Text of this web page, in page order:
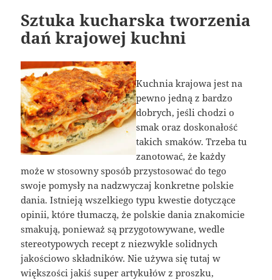
Sztuka kucharska tworzenia
dań krajowej kuchni
Kuchnia krajowa jest na
pewno jedną z bardzo
dobrych, jeśli chodzi o
smak oraz doskonałość
takich smaków. Trzeba tu
zanotować, że każdy
może w stosowny sposób przystosować do tego
swoje pomysły na nadzwyczaj konkretne polskie
dania. Istnieją wszelkiego typu kwestie dotyczące
opinii, które tłumaczą, że polskie dania znakomicie
smakują, ponieważ są przygotowywane, wedle
stereotypowych recept z niezwykle solidnych
jakościowo składników. Nie używa się tutaj w
większości jakiś super artykułów z proszku,